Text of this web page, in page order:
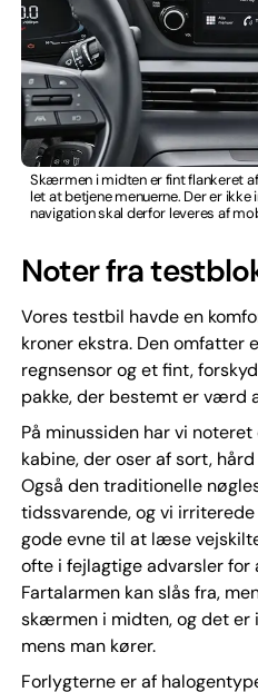
Skærmen i midten er fint flankeret
let at betjene menuerne. Der er
navigation skal derfor leveres af
Noter fra
Vores testbil havde en
kroner ekstra. Den omfatter
regnsensor og et fint,
pakke, der bestemt er værd
På minussiden har vi
kabine, der oser af sort,
Også den traditionelle
tidssvarende, og vi
gode evne til at læse
ofte i fejlagtige advarsler
Fartalarmen kan slås fra,
skærmen i midten, og det er
mens man kører.
Forlygterne er af